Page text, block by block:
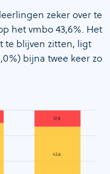
zeker over te
het vmbo 43,6%. Het
te blijven zitten, ligt
bijna twee keer zo